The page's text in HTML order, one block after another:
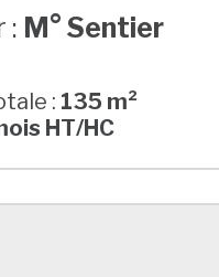
: M° Sentier
: 135 m²
HT/HC